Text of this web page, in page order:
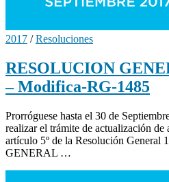
2017 /Resoluciones
RESOLUCION
– Modifica-RG-1485
Prorróguese hasta el 30 de
realizar el trámite de actualización de
artículo 5º de la Resolución
GENERAL …